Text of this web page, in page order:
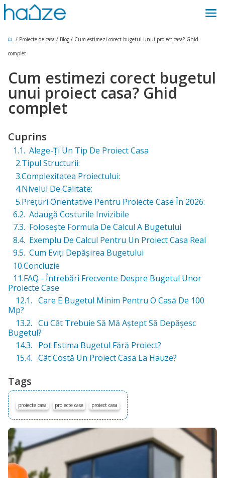
/ Proiecte de casa / Blog / Cum estimezi corect bugetul unui proiect casa? Ghid
complet
Cum estimezi corect bugetul
unui proiect casa? Ghid
complet
Cuprins
1.1. Alege-Ți Un Tip De Proiect Casa
2.Tipul Structurii:
3.Complexitatea Proiectului:
4.Nivelul De Calitate:
5.Prețuri Orientative Pentru Proiecte Case În 2026:
6.2. Adaugă Costurile Invizibile
7.3. Folosește Formula De Calcul A Bugetului
8.4. Exemplu De Calcul Pentru Un Proiect Casa Real
9.5. Cum Eviți Depășirea Bugetului
10.Concluzie
11.FAQ - Întrebări Frecvente Despre Bugetul Unor
Proiecte Case
12.1. Care E Bugetul Minim Pentru O Casă De 100
Mp?
13.2. Cu Cât Trebuie Să Mă Aștept Să Depășesc
Bugetul?
14.3. Pot Estima Bugetul Fără Proiect?
15.4. Cât Costă Un Proiect Casa La Hauze?
Tags
proiecte casa proiecte case proiect casa